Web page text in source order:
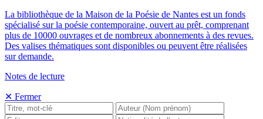
La bibliothèque de la Maison de la Poésie de Nantes est un fonds
spécialisé sur la poésie contemporaine, ouvert au prêt, comprenant
plus de 10000 ouvrages et de nombreux abonnements à des revues.
Des valises thématiques sont disponibles ou peuvent être réalisées
sur demande.
Notes de lecture
✕ Fermer